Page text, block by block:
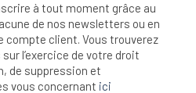
à tout moment grâce au
de nos newsletters ou en
compte client. Vous trouverez
l’exercice de votre droit
de suppression et
vous concernant ici